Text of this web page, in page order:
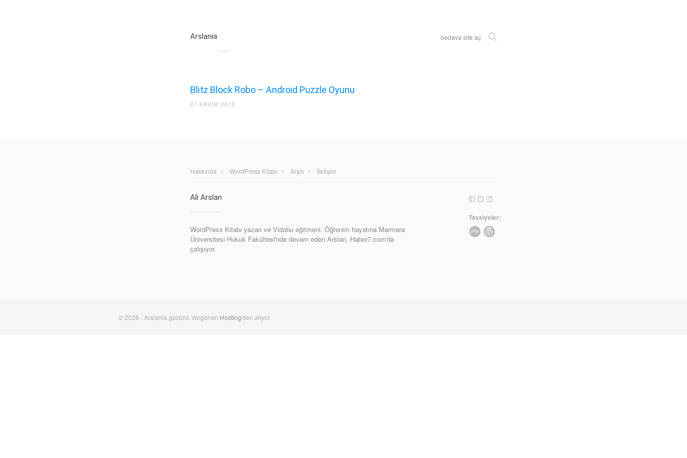
Arslania bedava site aç
Blitz Block Robo – Android Puzzle Oyunu
27 KASIM 2013
Hakkında WordPress Kitabı Arşiv İletişim
Ali Arslan
WordPress Kitabı yazarı ve Vidobu eğitmeni. Öğrenim hayatına Marmara
Üniversitesi Hukuk Fakültesi'nde devam eden Arslan, Haber7.com'da
çalışıyor.
Tavsiyeler;
© 2026 - Arslania gücünü Vargonen Hosting'den alıyor.